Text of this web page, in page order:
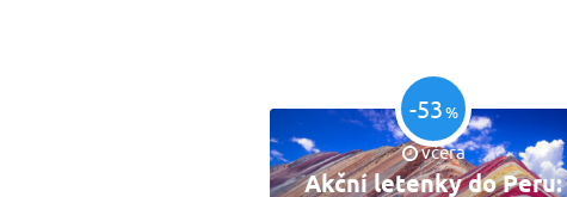
-53%
včera
Akční letenky do Peru: